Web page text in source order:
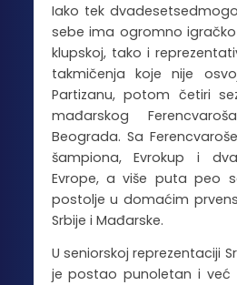
Iako tek
sebe ima ogromno
klupskoj, tako i
takmičenja koje nije
Partizanu, potom četiri
mađarskog
Beograda. Sa
šampiona, Evrokup i
Evrope, a više puta peo
postolje u domaćim
Srbije i Mađarske.
U seniorskoj reprezentaciji
je postao punoletan i